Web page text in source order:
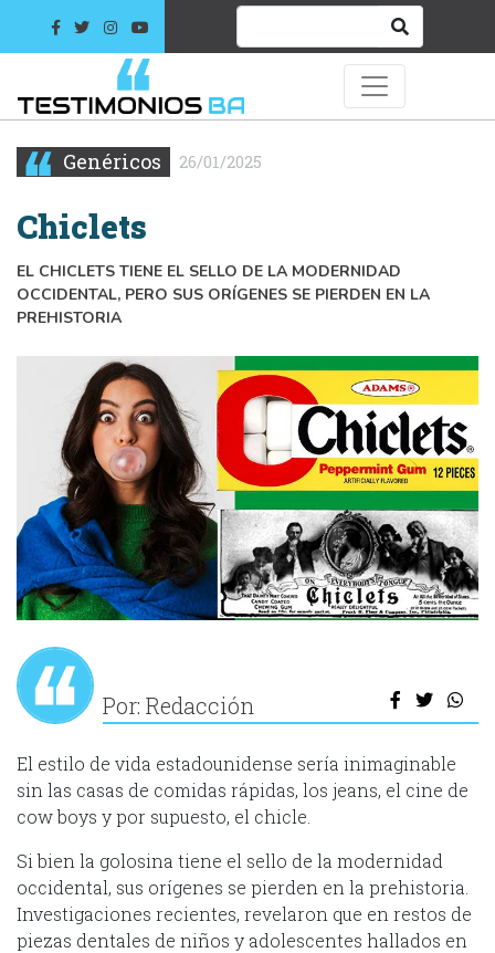
Genéricos 26/01/2025
Chiclets
EL CHICLETS TIENE EL SELLO DE LA MODERNIDAD
OCCIDENTAL, PERO SUS ORÍGENES SE PIERDEN EN LA
PREHISTORIA
Por: Redacción
El estilo de vida estadounidense sería inimaginable
sin las casas de comidas rápidas, los jeans, el cine de
cow boys y por supuesto, el chicle.
Si bien la golosina tiene el sello de la modernidad
occidental, sus orígenes se pierden en la prehistoria.
Investigaciones recientes, revelaron que en restos de
piezas dentales de niños y adolescentes hallados en